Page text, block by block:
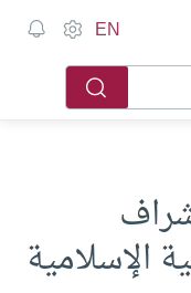
EN
الإسلامية